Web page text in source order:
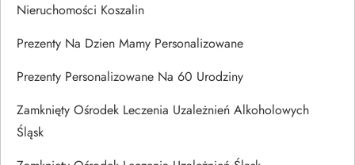
Nieruchomości Koszalin
Prezenty Na Dzien Mamy Personalizowane
Prezenty Personalizowane Na 60 Urodziny
Zamknięty Ośrodek Leczenia Uzależnień Alkoholowych
Śląsk